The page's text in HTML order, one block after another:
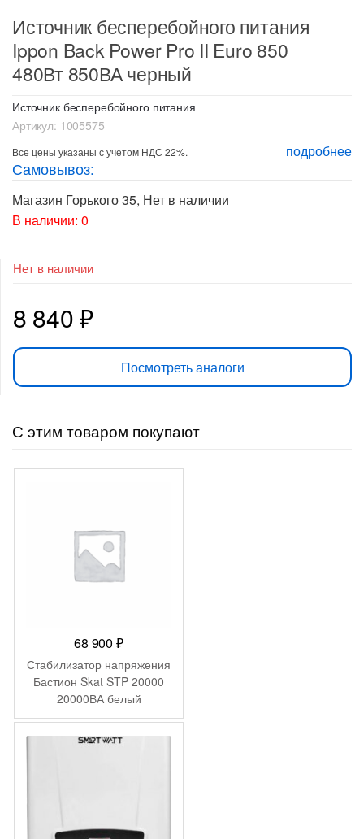
Источник бесперебойного питания
Ippon Back Power Pro II Euro 850
480Вт 850ВА черный
Источник бесперебойного питания
Артикул: 1005575
подробнее
Все цены указаны с учетом НДС 22%.
Самовывоз:
Магазин Горького 35, Нет в наличии
В наличии: 0
Нет в наличии
8 840₽
Посмотреть аналоги
С этим товаром покупают
68 900₽
Стабилизатор напряжения
Бастион Skat STP 20000
20000ВА белый